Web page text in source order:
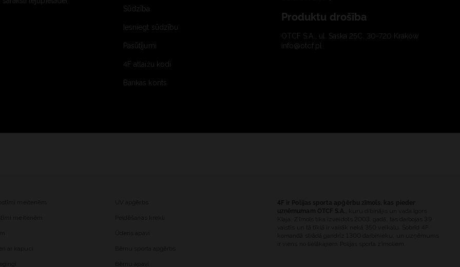
Sūdzība
Iesniegt sūdzību
Pasūtījumi
4F atlaižu kodi
Bankas konts
Produktu drošība
OTCF S.A., ul. Saska 25C, 30-720 Kraków
info@otcf.pl